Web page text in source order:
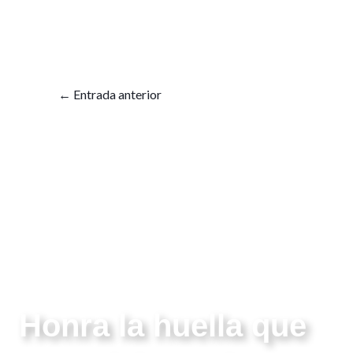
← Entrada anterior
Honra la huella que